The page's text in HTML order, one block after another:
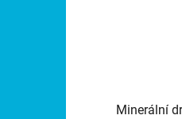
Minerální